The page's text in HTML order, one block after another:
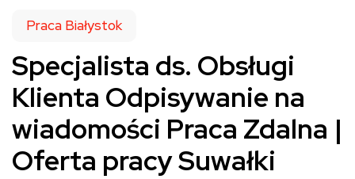
Praca Białystok
Specjalista ds. Obsługi
Klienta Odpisywanie na
wiadomości Praca Zdalna |
Oferta pracy Suwałki